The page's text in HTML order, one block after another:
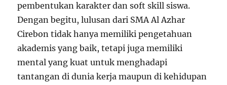
pembentukan karakter dan soft skill siswa.
Dengan begitu, lulusan dari SMA Al Azhar
Cirebon tidak hanya memiliki pengetahuan
akademis yang baik, tetapi juga memiliki
mental yang kuat untuk menghadapi
tantangan di dunia kerja maupun di kehidupan